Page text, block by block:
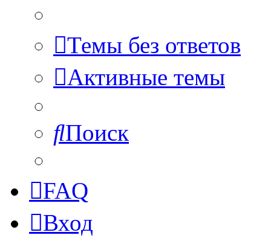
Темы без ответов
Активные темы
Поиск
FAQ
Вход